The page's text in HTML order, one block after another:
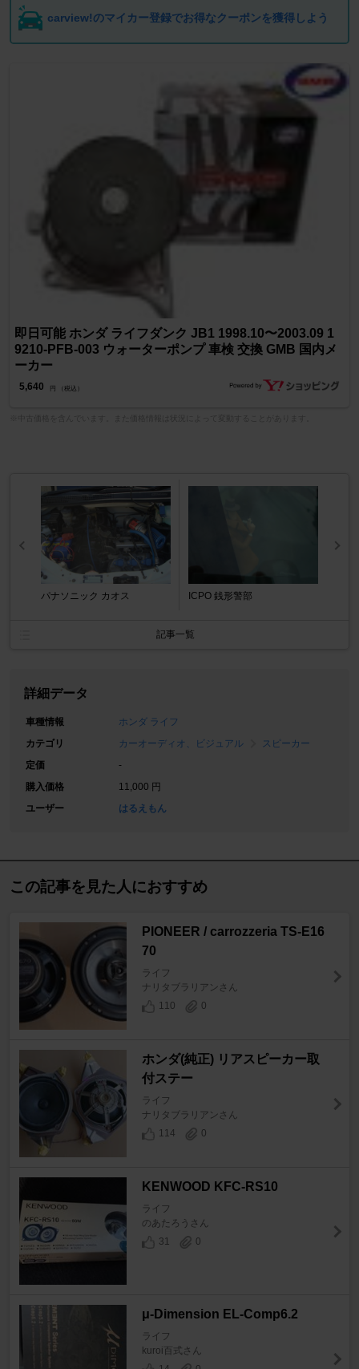
carview!のマイカー登録でお得なクーポンを獲得しよう
即日可能 ホンダ ライフダンク JB1 1998.10〜2003.09 1
9210-PFB-003 ウォーターポンプ 車検 交換 GMB 国内メ
ーカー
5,640 円 （税込）
パナソニック カオス ICPO 銭形警部
記事一覧
詳細データ
車種情報
ホンダ ライフ
カテゴリ
カーオーディオ、ビジュアル
スピーカー
定価
-
購入価格
11,000 円
ユーザー
はるえもん
この記事を見た人におすすめ
PIONEER / carrozzeria TS-E16
70
ライフ
ナリタブラリアンさん
110
0
ホンダ(純正) リアスピーカー取
付ステー
ライフ
ナリタブラリアンさん
114
0
KENWOOD KFC-RS10
ライフ
のあたろうさん
31
0
μ-Dimension EL-Comp6.2
ライフ
kuroi百式さん